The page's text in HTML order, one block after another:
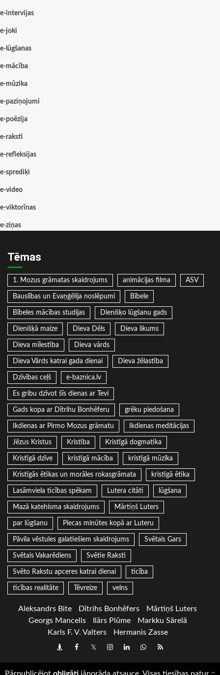
e-intervijas
e-joki
e-lūgšanas
e-mācība
e-mūzika
e-paziņojumi
e-poēzija
e-raksti
e-refleksijas
e-sprediķi
e-video
e-viktorīnas
e-ziņas
Tēmas
1. Mozus grāmatas skaidrojums animācijas filma ASV
Bauslības un Evaņģēlija noslēpumi Bībele
Bībeles mācības studijas Dienišķo lūgšanu gads
Dienišķā maize Dieva Dēls Dieva likums
Dieva mīlestība Dieva vārds
Dieva Vārds katrai gada dienai Dieva žēlastība
Dzīvības ceļš e-baznica.lv
Es gribu dzīvot šīs dienas ar Tevi
Gads kopa ar Dītrihu Bonhēferu grēku piedošana
Ikdienas ar Pirmo Mozus grāmatu Ikdienas meditācijas
Jēzus Kristus Kristība Kristīgā dogmatika
Kristīgā dzīve kristīgā mācība kristīgā mūzika
Kristīgās ētikas un morāles rokasgrāmata kristīgā ētika
Lasāmviela ticības spēkam Lutera citāti lūgšana
Mazā katehisma skaidrojums Mārtiņš Luters
par lūgšanu Piecas minūtes kopā ar Luteru
Pāvila vēstules galatiešiem skaidrojums Svētais Gars
Svētais Vakarēdiens Svētie Raksti
Svēto Rakstu apceres katrai dienai ticība
ticības realitāte Tēvreize velns
Aleksandrs Bite Dītrihs Bonhēfers
Mārtiņš Luters
Georgs Mancelis
Ilārs Plūme
Markku Särelä
Karls F. V. Valters
Hermanis Zasse
DraugiemFacebook
TwitterInstagram
LinkedInwhatsapp
RSS